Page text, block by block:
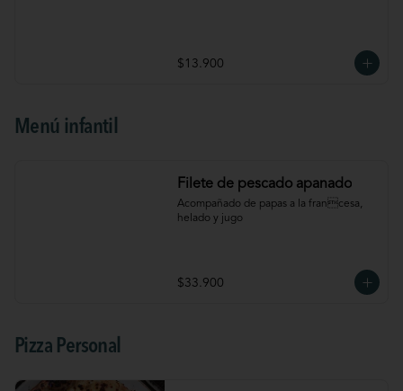
$13.900
Menú infantil
Filete de pescado apanado
Acompañado de papas a la francesa,
helado y jugo
$33.900
Pizza Personal